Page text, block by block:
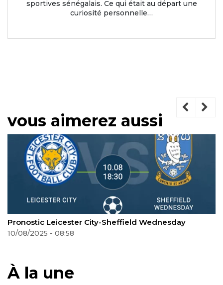
sportives sénégalais. Ce qui était au départ une
curiosité personnelle…
vous aimerez aussi
Pronostic Madagascar–Centrafricaine
12/08/2025 - 23:51
À la une